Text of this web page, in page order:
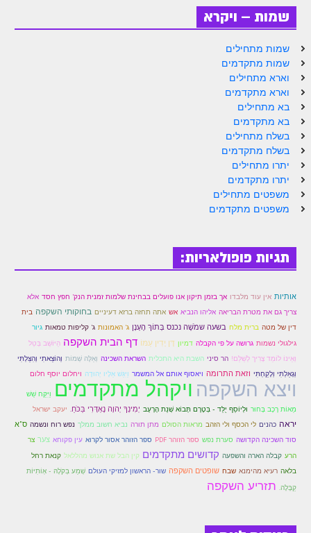
ספר הזוהר אמור השקפה
ספר הזוהר אמור מתקדמים
הזוהר הקדוש פרשת בהר – מתקדמים
זוהר בחוקותי למתחילים
זוהר הקדוש בחוקותי למתקדמים
ספר הזוהר – במדבר
זוהר במדבר מתחילים
זוהר במדבר מתקדמים
זוהר נשא למתקדמים
זוהר בהעלותך למתקדמים
זוהר שלח לך למתחילים
זוהר שלח לך למתקדמים
זוהר קורח למתחילים
חוקת למתחילים
חוקת מתקדמים
זוהר בלק למתחילים
שמות – ויקרא
שמות מתחילים
שמות מתקדמים
וארא מתחילים
וארא מתקדמים
בא מתחילים
בא מתקדמים
בשלח מתחילים
בשלח מתקדמים
יתרו מתחילים
יתרו מתקדמים
משפטים מתחילים
משפטים מתקדמים
תגיות פופולאריות:
אותיות אין עוד מלבדו אך בזמן תיקון אנו פועלים בבחינת שלמות זמנית הנק' חפץ חסד אלא
צריך גם את מטרת הבריאה אליהו הנביא אש אתה תחזה ברזא דעיניים בחוקותי השקפה בית
דין של מטה ברית מלח בשעה שמֹשֶׁה נכנס בְּתוֹךְ הֶעָנָן ג' האמונות ג' קליפות טמאות גיור
גילגולי נשמות גרושה על פי הקבלה דמיון דָּן יָדִין עַמּוֹ דף הבית השקפה הַיּוֹשֵׁב בְּטַל
וְאֵינוֹ לוֹמֵד צָרִיך לְשַׁלֵּם! הר סיני השבת היא התכלית השראת השכינה וְאֵלֶּה שְׁמוֹת וְהוֹצֵאתִי וְהִצַּלְתִּי
וְגָאַלְתִּי וְלָקַחְתִּי וזאת התרומה ויאסוף אותם אל המשמר וַיִּגַּשׁ אֵלָיו יְהוּדָה ויחלום יוסף חלום
ויצא השקפה ויקהל מתקדמים וַיִּקַּח שֵׁשׁ
מֵאוֹת רֶכֶב בָּחוּר וּלְיוֹסֵף יֻלַּד - בְּטֶרֶם תָּבוֹא שְׁנַת הָרָעָב יְמִינְךָ יְהוָה נֶאְדָּרִי בַּכֹּחַ. יעקב ישראל
יראה כהנים לי הכסף ולי הזהב מראות הסולם מתן תורה נביא חשוב ממלך נפש רוח ונשמה ס"א
סוד השכינה הקדושה סערת נפש ספר הזוהר PDF ספר הזוהר אסור לקרוא עין פקוחא צער צר
הרע קבלה הארה והשפעה קדושים מתקדמים קין הבל שת אנוש מהללאל קנאת רחל
בלאה רעיא מהימנא שבח שופטים השקפה שור- הראשון למזיקי העולם שְׁמַע בְּקֹלָהּ - אְוֹתִיּוֹת
קַבָּלָה. תזריע השקפה